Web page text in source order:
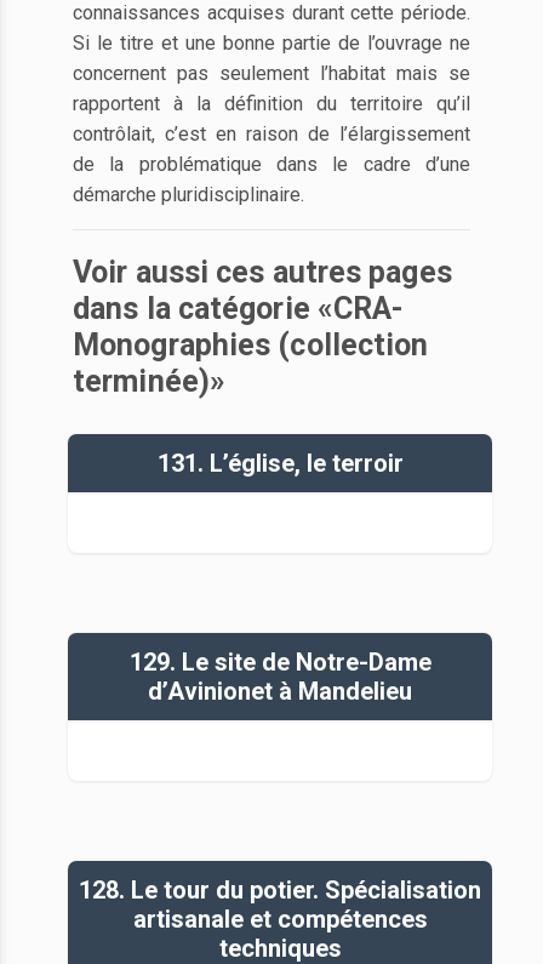
connaissances acquises durant cette période.
Si le titre et une bonne partie de l’ouvrage ne
concernent pas seulement l’habitat mais se
rapportent à la définition du territoire qu’il
contrôlait, c’est en raison de l’élargissement
de la problématique dans le cadre d’une
démarche pluridisciplinaire.
Voir aussi ces autres pages
dans la catégorie «CRA-
Monographies (collection
terminée)»
131. L’église, le terroir
129. Le site de Notre-Dame
d’Avinionet à Mandelieu
128. Le tour du potier. Spécialisation
artisanale et compétences
techniques